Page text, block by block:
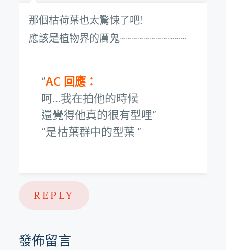
那個枯荷葉也太驚悚了吧!
應該是植物界的厲鬼~~~~~~~~~~~
AC 回應：
呵…我在拍他的時候
還覺得他真的很有型哩
是枯葉群中的型葉
REPLY
發佈留言